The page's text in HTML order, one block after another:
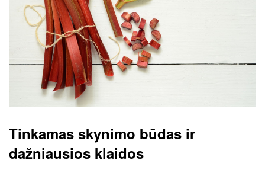
Tinkamas skynimo būdas ir
dažniausios klaidos